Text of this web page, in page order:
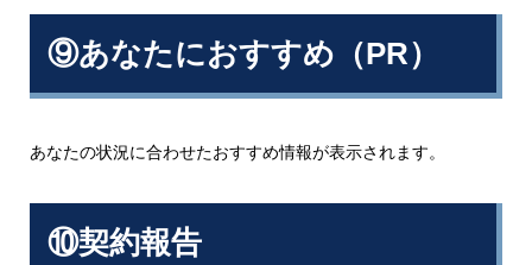
⑨あなたにおすすめ（PR）
あなたの状況に合わせたおすすめ情報が表示されます。
⑩契約報告